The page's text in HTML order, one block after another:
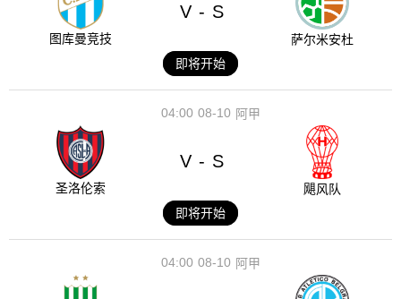
图库曼竞技
V - S
萨尔米安杜
即将开始
08-10
04:00 阿甲
圣洛伦索
V - S
飓风队
即将开始
08-10
04:00 阿甲